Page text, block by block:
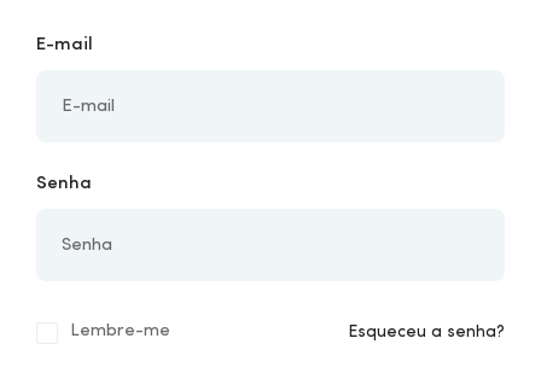
E-mail
Senha
Lembre-me Esqueceu a senha?